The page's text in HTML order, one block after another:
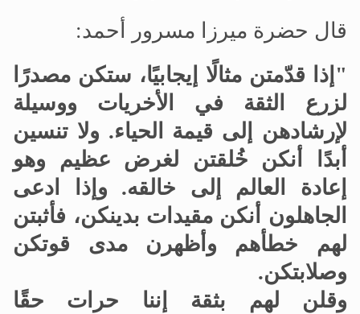
قال حضرة ميرزا مسرور أحمد:
"إذا قدّمتن مثالًا إيجابيًا، ستكن مصدرًا
لزرع الثقة في الأخريات ووسيلة
لإرشادهن إلى قيمة الحياء. ولا تنسين
أبدًا أنكن خُلقتن لغرض عظيم وهو
إعادة العالم إلى خالقه.
وإذا ادعى
الجاهلون أنكن مقيدات بدينكن، فأثبتن
لهم خطأهم وأظهرن مدى قوتكن
وصلابتكن.
وقلن لهم بثقة إننا حرات حقًا